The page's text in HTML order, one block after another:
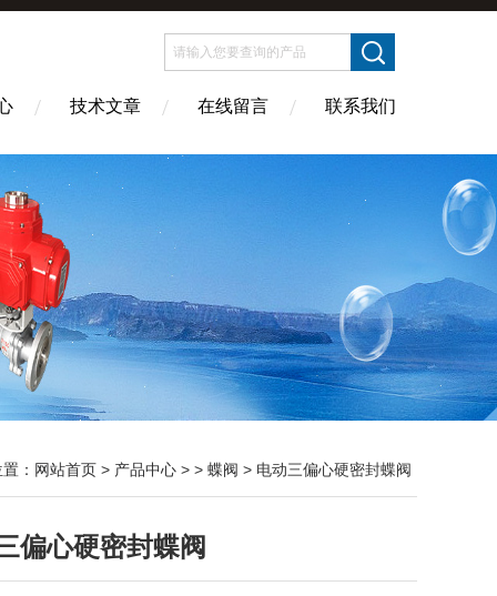
技术文章 在线留言 联系我们
： 网站首页 > 产品中心 > > 蝶阀 > 电动三偏心硬密封蝶阀
偏心硬密封蝶阀